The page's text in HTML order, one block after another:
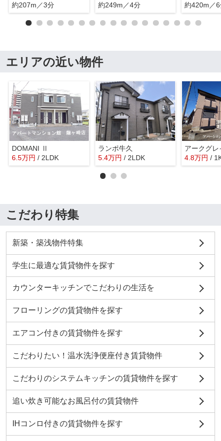
約207m／3分
約249m／4分
約420m／
エリアの近い物件
DOMANI Ⅱ
6.5万円 / 2LDK
ランポ牛久
5.4万円 / 2LDK
アークグレ
4.8万円 /
こだわり特集
新築・築浅物件特集
学生に最適な賃貸物件を探す
カウンターキッチンでこだわりの生活を
フローリングの賃貸物件を探す
エアコン付きの賃貸物件を探す
こだわりたい！温水洗浄便座付き賃貸物件
こだわりのシステムキッチンの賃貸物件を探す
追い炊き可能なお風呂付の賃貸物件
IHコンロ付きの賃貸物件を探す